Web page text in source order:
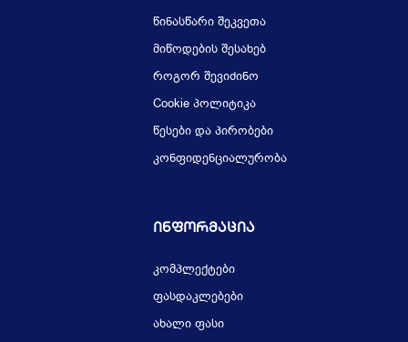
წინასწარი შეკვეთა
მიწოდების შესახებ
როგორ შევიძინო
Cookie პოლიტიკა
წესები და პირობები
კონფიდენციალურობა
Ინფორმაცია
კომპლექტები
ფასდაკლებები
ახალი ფასი